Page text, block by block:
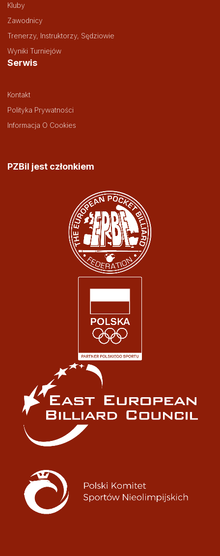
Kluby
Zawodnicy
Trenerzy, Instruktorzy, Sędziowie
Wyniki Turniejów
Serwis
Kontakt
Polityka Prywatności
Informacja O Cookies
PZBil jest członkiem